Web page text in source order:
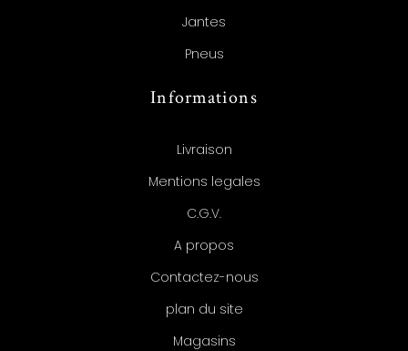
Jantes
Pneus
Informations
Livraison
Mentions legales
C.G.V.
A propos
Contactez-nous
plan du site
Magasins